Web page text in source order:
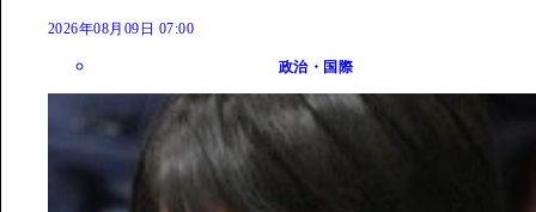
2026年08月09日 07:00
政治・国際